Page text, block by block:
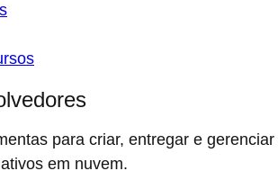
para criar, entregar e gerenciar
em nuvem.